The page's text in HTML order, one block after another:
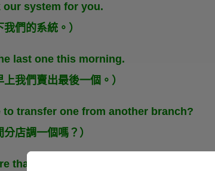
our system for you.
我們的系統。）
last one this morning.
上我們賣出最後一個。）
to transfer one from another branch?
分店調一個嗎？）
than three days.